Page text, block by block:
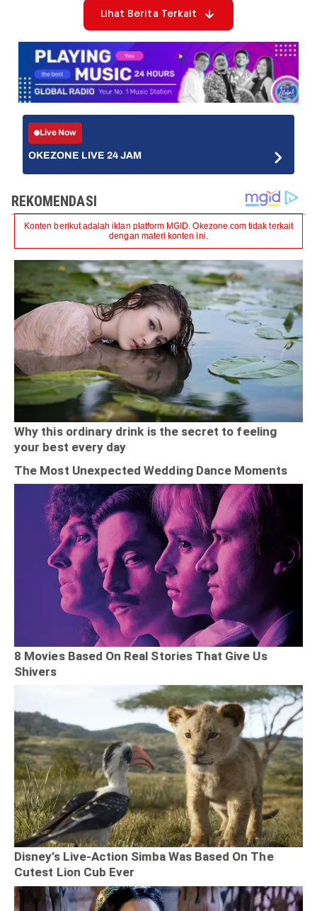
Lihat Berita Terkait
Live Now
OKEZONE LIVE 24 JAM